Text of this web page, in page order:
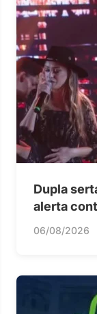
Dupla
alerta
06/08/2026